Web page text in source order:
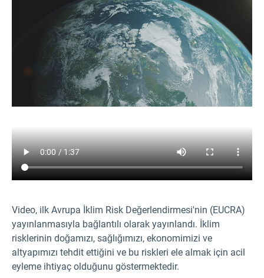
Video, ilk Avrupa İklim Risk Değerlendirmesi'nin (EUCRA)
yayınlanmasıyla bağlantılı olarak yayınlandı. İklim
risklerinin doğamızı, sağlığımızı, ekonomimizi ve
altyapımızı tehdit ettiğini ve bu riskleri ele almak için acil
eyleme ihtiyaç olduğunu göstermektedir.